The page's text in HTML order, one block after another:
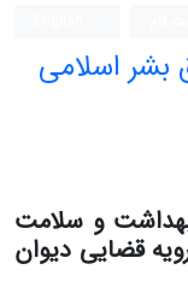
بشر اسلامی
و سلامت
قضایی دیوان